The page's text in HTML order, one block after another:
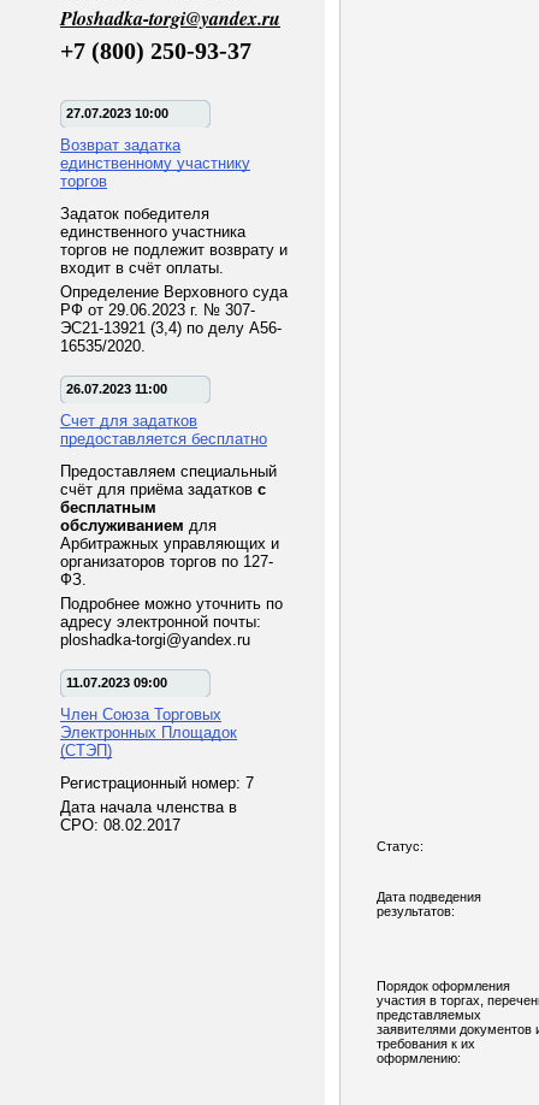
Ploshadka-torgi@yandex.ru
+7 (800) 250-93-37
27.07.2023 10:00
Возврат задатка
единственному участнику
торгов
Задаток победителя
единственного участника
торгов не подлежит возврату и
входит в счёт оплаты.
Определение Верховного суда
РФ от 29.06.2023 г. № 307-
ЭС21-13921 (3,4) по делу А56-
16535/2020.
26.07.2023 11:00
Счет для задатков
предоставляется бесплатно
Предоставляем специальный
счёт для приёма задатков с
бесплатным
обслуживанием для
Арбитражных управляющих и
организаторов торгов по 127-
ФЗ.
Подробнее можно уточнить по
адресу электронной почты:
ploshadka-torgi@yandex.ru
11.07.2023 09:00
Член Союза Торговых
Электронных Площадок
(СТЭП)
Регистрационный номер: 7
Дата начала членства в
СРО: 08.02.2017
Статус:
Дата подведения
результатов:
Порядок оформления
участия в торгах,
представляемых
заявителями документов
требования к их
оформлению: